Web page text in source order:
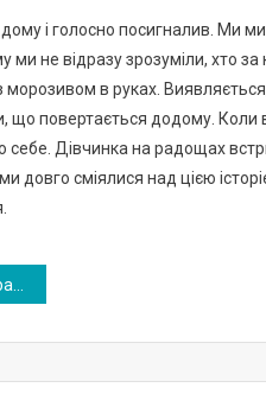
і голосно посигналив. Ми
ми не відразу зрозуміли, хто
в руках.
що повертається додому. Коли
себе. Дівчинка на радощах
довго сміялися над цією